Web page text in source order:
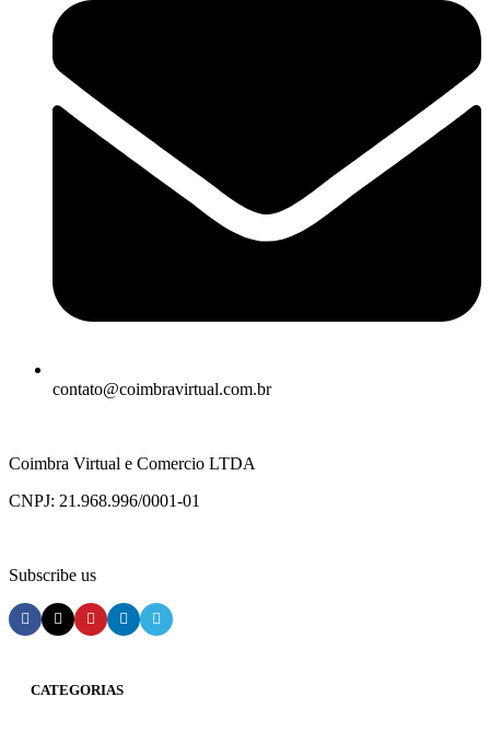
contato@coimbravirtual.com.br
Coimbra Virtual e Comercio LTDA
CNPJ: 21.968.996/0001-01
Subscribe us
CATEGORIAS